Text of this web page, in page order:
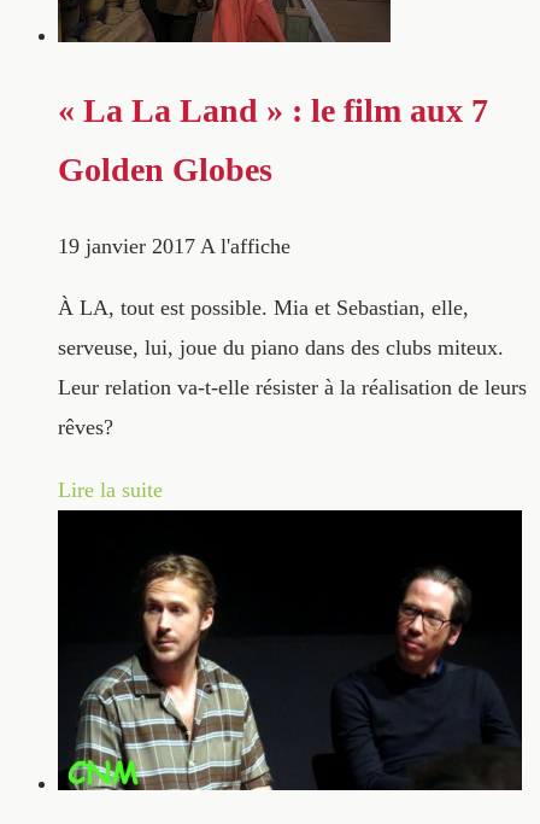
« La La Land » : le film aux 7
Golden Globes
19 janvier 2017 A l'affiche
À LA, tout est possible. Mia et Sebastian, elle,
serveuse, lui, joue du piano dans des clubs miteux.
Leur relation va-t-elle résister à la réalisation de leurs
rêves?
Lire la suite